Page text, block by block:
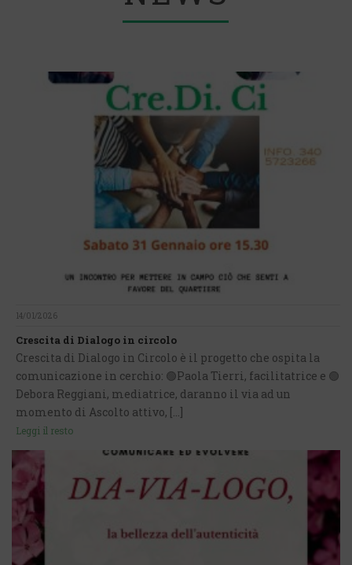
14/01/2026
Crescita di Dialogo in circolo
Crescita di Dialogo in Circolo è il progetto che ospita la
comunicazione in cerchio: 🟢Paola Tierri, facilitatrice e 🟢
Debora Reggiani, mediatrice, daranno il via ad un
momento di Ascolto attivo, [...]
Leggi il resto